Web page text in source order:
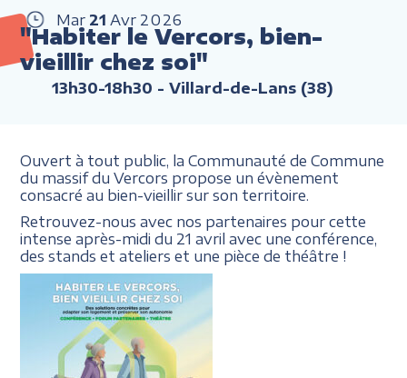
Mar 21 Avr 2026
"Habiter le Vercors, bien-
vieillir chez soi"
13h30-18h30 - Villard-de-Lans (38)
Ouvert à tout public, la Communauté de Commune
du massif du Vercors propose un évènement
consacré au bien-vieillir sur son territoire.
Retrouvez-nous avec nos partenaires pour cette
intense après-midi du 21 avril avec une conférence,
des stands et ateliers et une pièce de théâtre !